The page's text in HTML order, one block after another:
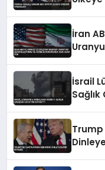
İran
İsrail
Sağlık